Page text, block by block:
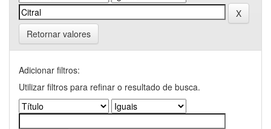
Retornar valores
Adicionar filtros:
Utilizar filtros para refinar o resultado de busca.